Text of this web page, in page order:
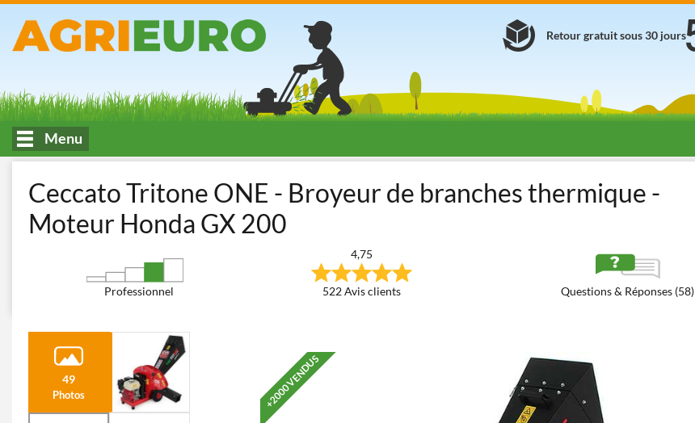
Retour gratuit sous 30 jours
Menu
Ceccato Tritone ONE - Broyeur de branches thermique -
Moteur Honda GX 200
Professionnel
4,75
522 Avis clients Questions & Réponses (58)
49
Photos +2000 VENDUS